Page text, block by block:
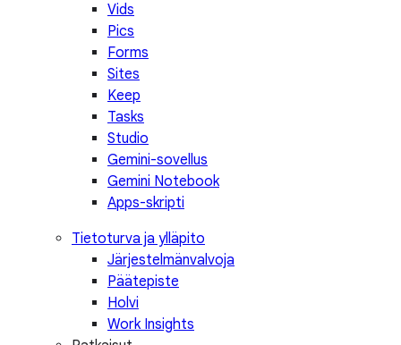
Vids
Pics
Forms
Sites
Keep
Tasks
Studio
Gemini-sovellus
Gemini Notebook
Apps-skripti
Tietoturva ja ylläpito
Järjestelmänvalvoja
Päätepiste
Holvi
Work Insights